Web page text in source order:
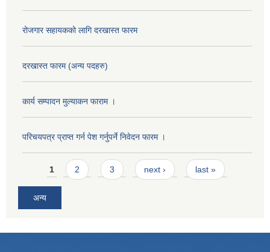
रोजगार सहायकको लागि दरखास्त फारम
दरखास्त फारम (अन्य पदहरु)
कार्य सम्पादन मुल्याक‌न फाराम ।
परिचयपत्र प्राप्त गर्न पेश गर्नुपर्ने निवेदन फारम ।
Pages
1 2 3 next › last »
अन्य